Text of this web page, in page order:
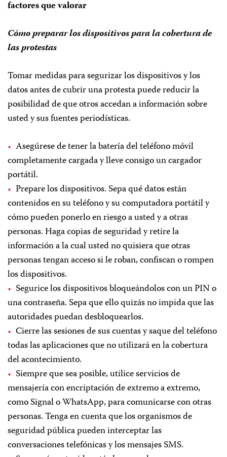
factores que valorar
Cómo preparar los dispositivos para la cobertura de
las protestas
Tomar medidas para segurizar los dispositivos y los
datos antes de cubrir una protesta puede reducir la
posibilidad de que otros accedan a información sobre
usted y sus fuentes periodísticas.
Asegúrese de tener la batería del teléfono móvil
completamente cargada y lleve consigo un cargador
portátil.
Prepare los dispositivos. Sepa qué datos están
contenidos en su teléfono y su computadora portátil y
cómo pueden ponerlo en riesgo a usted y a otras
personas. Haga copias de seguridad y retire la
información a la cual usted no quisiera que otras
personas tengan acceso si le roban, confiscan o rompen
los dispositivos.
Segurice los dispositivos bloqueándolos con un PIN o
una contraseña. Sepa que ello quizás no impida que las
autoridades puedan desbloquearlos.
Cierre las sesiones de sus cuentas y saque del teléfono
todas las aplicaciones que no utilizará en la cobertura
del acontecimiento.
Siempre que sea posible, utilice servicios de
mensajería con encriptación de extremo a extremo,
como Signal o WhatsApp, para comunicarse con otras
personas. Tenga en cuenta que los organismos de
seguridad pública pueden interceptar las
conversaciones telefónicas y los mensajes SMS.